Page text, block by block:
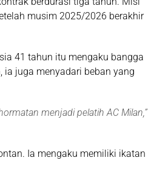
musim 2025/2026 berakhir
41 tahun itu mengaku bangga
juga menyadari beban yang
menjadi pelatih AC Milan,”
Ia mengaku memiliki ikatan